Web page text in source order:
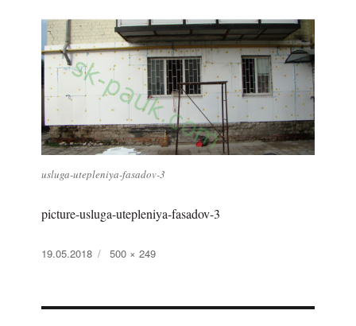
usluga-utepleniya-fasadov-3
picture-usluga-utepleniya-fasadov-3
Опубликовано
19.05.2018
Полный
500 × 249